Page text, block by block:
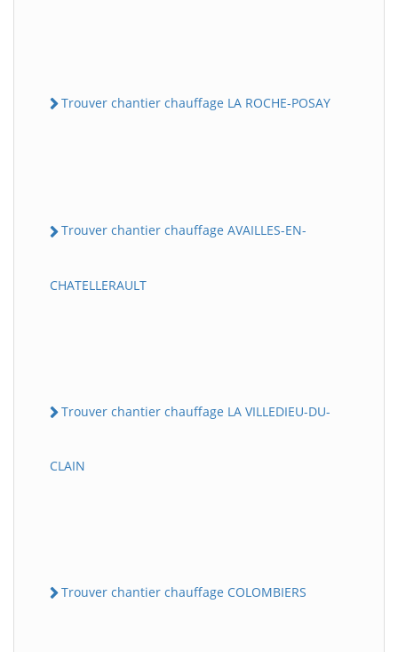
Trouver chantier chauffage LA ROCHE-POSAY
Trouver chantier chauffage AVAILLES-EN-
CHATELLERAULT
Trouver chantier chauffage LA VILLEDIEU-DU-
CLAIN
Trouver chantier chauffage COLOMBIERS